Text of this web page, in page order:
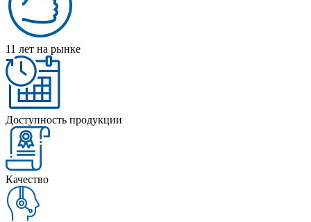
11 лет на рынке
Доступность продукции
Качество